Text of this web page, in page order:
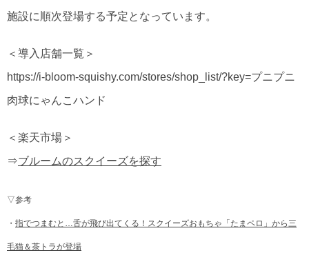
施設に順次登場する予定となっています。
＜導入店舗一覧＞
https://i-bloom-squishy.com/stores/shop_list/?key=プニプニ
肉球にゃんこハンド
＜楽天市場＞
⇒ブルームのスクイーズを探す
▽参考
・ 指でつまむと…舌が飛び出てくる！スクイーズおもちゃ「たまペロ」から三
毛猫＆茶トラが登場